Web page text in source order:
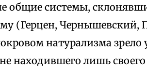
общие системы,
(Герцен, Чернышевский,
натурализма зрело
находившего лишь